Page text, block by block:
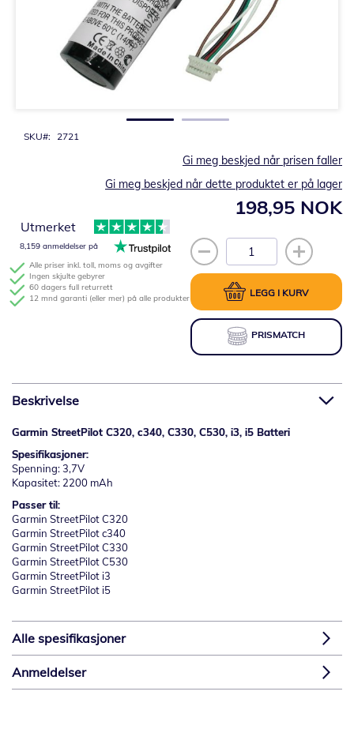
SKU 2721
198,95 NOK
Gi meg beskjed når prisen faller
Gi meg beskjed når dette produktet er på lager
LEGG I KURV
PRISMATCH
Alle priser inkl. toll, moms og avgifter
Ingen skjulte gebyrer
60 dagers full returrett
12 mnd garanti (eller mer) på alle produkter
Utmerket
8,159 anmeldelser på
Beskrivelse
Garmin StreetPilot C320, c340, C330, C530, i3, i5 Batteri
Spesifikasjoner:
Spenning: 3,7V
Kapasitet: 2200 mAh
Passer til:
Garmin StreetPilot C320
Garmin StreetPilot c340
Garmin StreetPilot C330
Garmin StreetPilot C530
Garmin StreetPilot i3
Garmin StreetPilot i5
Alle spesifikasjoner
Anmeldelser